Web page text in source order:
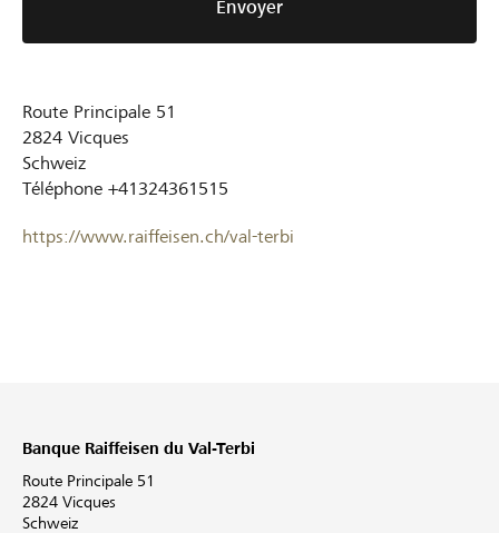
Envoyer
Route Principale 51
2824 Vicques
Schweiz
Téléphone +41324361515
https://www.raiffeisen.ch/val-terbi
Banque Raiffeisen du Val-Terbi
Route Principale 51
2824 Vicques
Schweiz